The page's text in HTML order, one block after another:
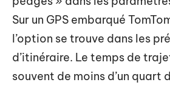
Sur un GPS embarqué
l’option se trouve dans les
d’itinéraire. Le temps de
souvent de moins d’un quart